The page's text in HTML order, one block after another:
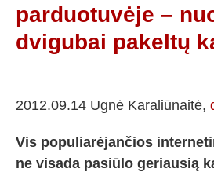
parduotuvėje –
dvigubai pakeltų
2012.09.14 Ugnė Karaliūnaitė,
Vis populiarėjančios
ne visada pasiūlo geriausią